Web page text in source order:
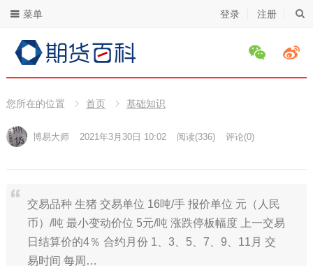
登录 注册
菜单
您所在的位置 首页 基础知识
博易大师 2021年3月30日 10:02 阅读(336) 评论(0)
交易品种 生猪 交易单位 16吨/手 报价单位 元（人民
币）/吨 最小变动价位 5元/吨 涨跌停板幅度 上一交易
日结算价的4％ 合约月份 1、3、5、7、9、11月 交
易时间 每周…